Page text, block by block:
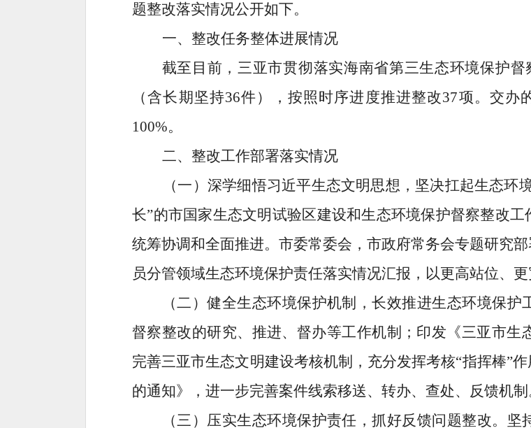
题整改落实情况公开如下。
一、整改任务整体进展情况
截至目前，三亚市贯彻落实海南省第三生态环境保护督
（含长期坚持36件），按照时序进度推进整改37项。交办
100%。
二、 整改工作部署落实情况
（一） 深学细悟习近平生态文明思想 ， 坚决扛起生态环
长”的市国家生态文明试验区建设和生态环境保护督察整改工
统筹协调和全面推进。市委常委会，市政府常务会专题研究
员分管领域生态环境保护责任落实情况汇报， 以更高站位、
（二）健全生态环境保护机制 ，长效推进生态环境保护
督察整改的研究、推进、督办等工作机制； 印发《三亚市生
完善三亚市生态文明建设考核机制，充分发挥考核“指挥棒”作
的通知》，进一步完善案件线索移送、转办、查处、反馈机制
（三） 压实生态环境保护责任 ，抓好反馈问题整改。 坚